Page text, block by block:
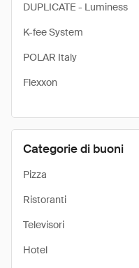
DUPLICATE - Luminess
K-fee System
POLAR Italy
Flexxon
Categorie di buoni
Pizza
Ristoranti
Televisori
Hotel